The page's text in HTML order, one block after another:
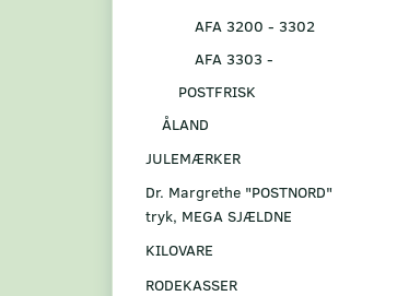
AFA 3200 - 3302
AFA 3303 -
POSTFRISK
ÅLAND
JULEMÆRKER
Dr. Margrethe "POSTNORD"
tryk, MEGA SJÆLDNE
KILOVARE
RODEKASSER